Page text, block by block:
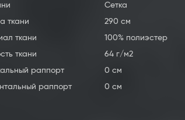
Сетка
ткани
290 см
ткани
100% полиэстер
ткани
64 г/м2
раппорт
0 см
раппорт
0 см